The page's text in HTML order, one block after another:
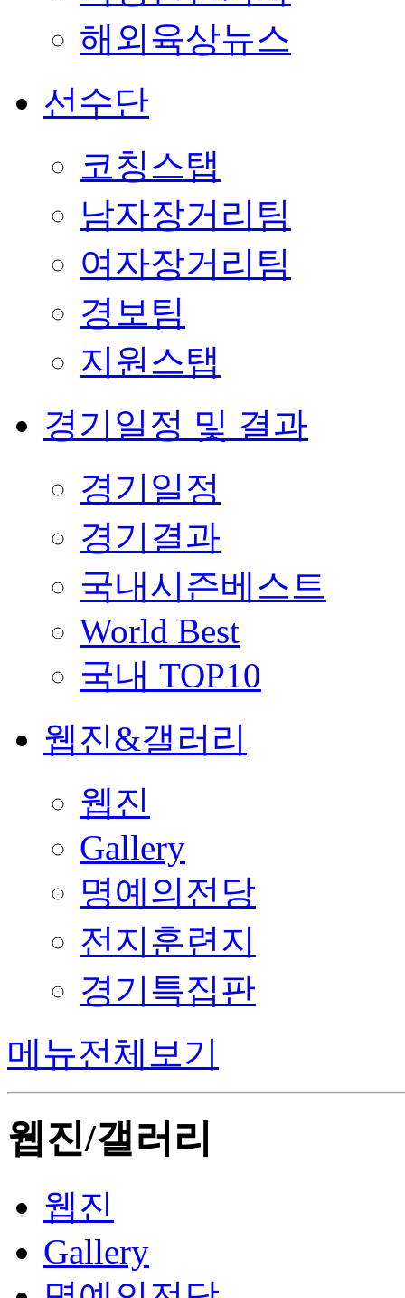
해외육상뉴스
선수단
코칭스탭
남자장거리팀
여자장거리팀
경보팀
지원스탭
경기일정 및 결과
경기일정
경기결과
국내시즌베스트
World Best
국내 TOP10
웹진&갤러리
웹진
Gallery
명예의전당
전지훈련지
경기특집판
메뉴전체보기
웹진/갤러리
웹진
Gallery